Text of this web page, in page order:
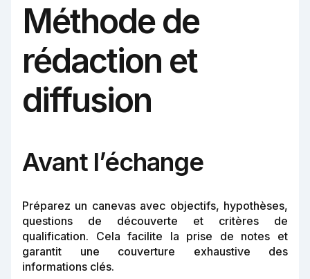
Méthode de
rédaction et
diffusion
Avant l’échange
Préparez un canevas avec objectifs, hypothèses,
questions de découverte et critères de
qualification. Cela facilite la prise de notes et
garantit une couverture exhaustive des
informations clés.